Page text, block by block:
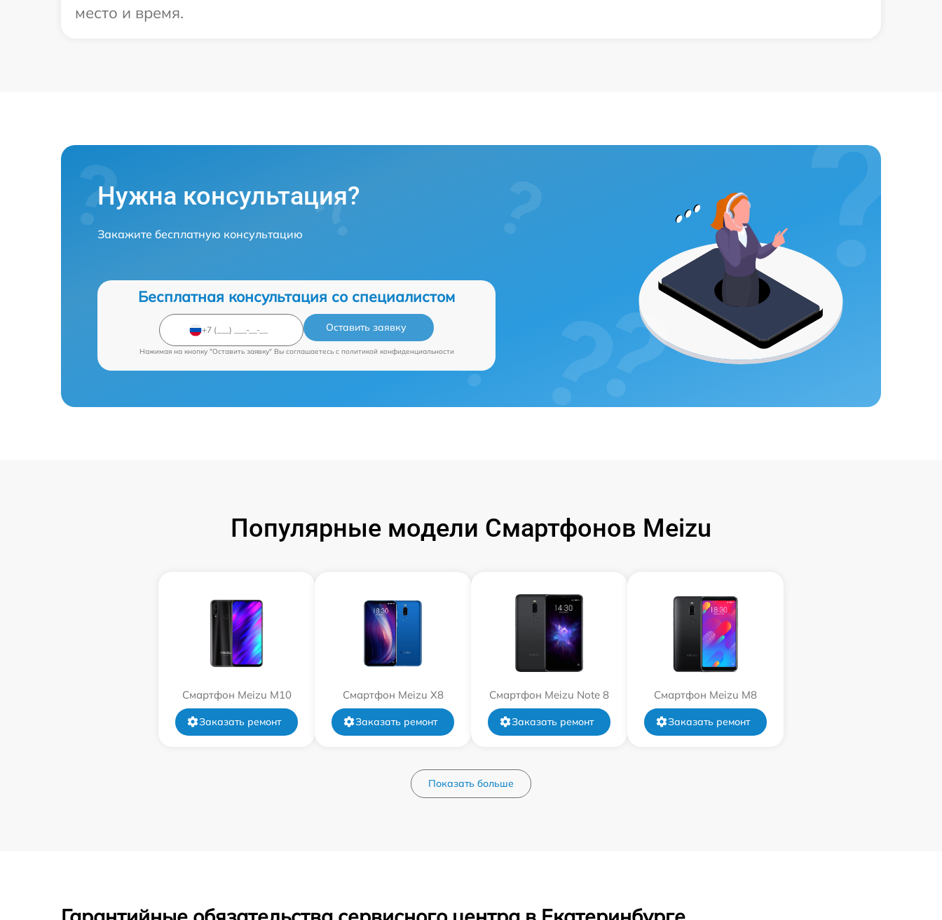
место и время.
Нужна консультация?
Закажите бесплатную консультацию
Бесплатная консультация со специалистом
Оставить заявку
Нажимая на кнопку "Оставить заявку" Вы соглашаетесь c политикой конфиденциальности
Популярные модели Смартфонов Meizu
Смартфон Meizu M10
Заказать ремонт
Смартфон Meizu X8
Заказать ремонт
Смартфон Meizu Note 8
Заказать ремонт
Смартфон Meizu M8
Заказать ремонт
Показать больше